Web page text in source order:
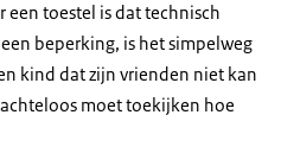
een toestel is dat technisch
beperking, is het simpelweg
kind dat zijn vrienden niet kan
moet toekijken hoe